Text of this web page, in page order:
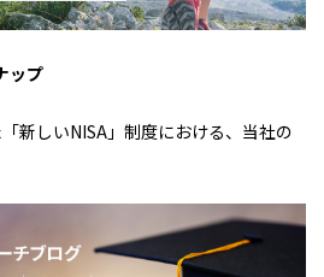
ップ
新しいNISA」制度における、当社の